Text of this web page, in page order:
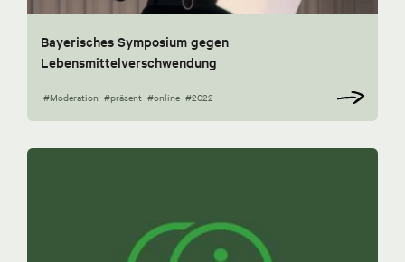
Bayerisches Symposium gegen
Lebensmittelverschwendung
#Moderation #präsent #online #2022